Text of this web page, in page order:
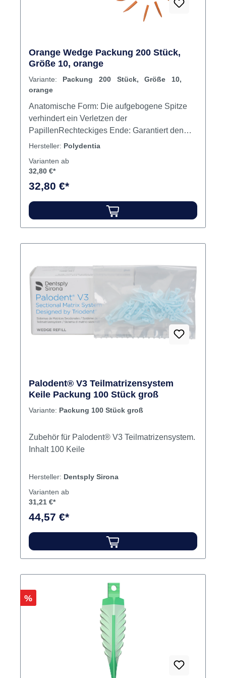
Orange Wedge Packung 200 Stück,
Größe 10, orange
Variante: Packung 200 Stück, Größe 10,
orange
Anatomische Form: Die aufgebogene Spitze
verhindert ein Verletzen der
PapillenRechteckiges Ende: Garantiert den
sicheren HaltKonkav gestaltete Seitenflächen:
Inhalt 200 Interdentalkeile
Hersteller: Polydentia
Varianten ab
32,80 €*
32,80 €*
Palodent® V3 Teilmatrizensystem
Keile Packung 100 Stück groß
Variante: Packung 100 Stück groß
Zubehör für Palodent® V3 Teilmatrizensystem.
Inhalt 100 Keile
Hersteller: Dentsply Sirona
Varianten ab
31,21 €*
44,57 €*
Rabatt
%